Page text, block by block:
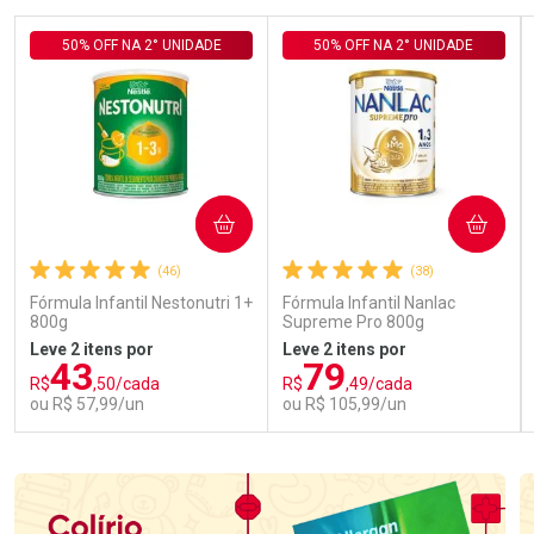
(46)
Fórmula Infantil Nestonutri 1+
800g
50% OFF NA 2° UNIDADE
Leve 2 itens por
R$43,50/cada
ou R$ 57,99/un
COMPRAR
(38)
Fórmula Infantil Nanlac
Supreme Pro 800g
50% OFF NA 2° UNIDADE
Leve 2 itens por
R$79,49/cada
ou R$ 105,99/un
COMPRAR
Laboratório
Por Menos